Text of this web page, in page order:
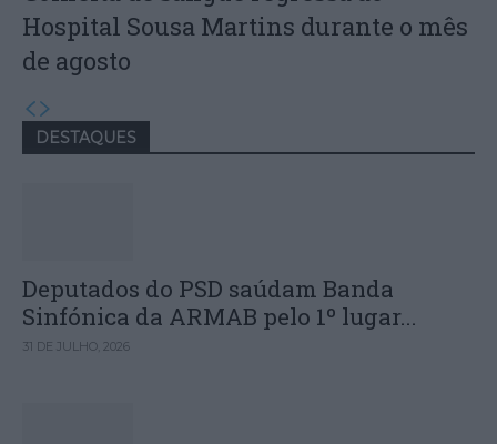
Hospital Sousa Martins durante o mês
de agosto
DESTAQUES
Deputados do PSD saúdam Banda
Sinfónica da ARMAB pelo 1º lugar...
31 DE JULHO, 2026